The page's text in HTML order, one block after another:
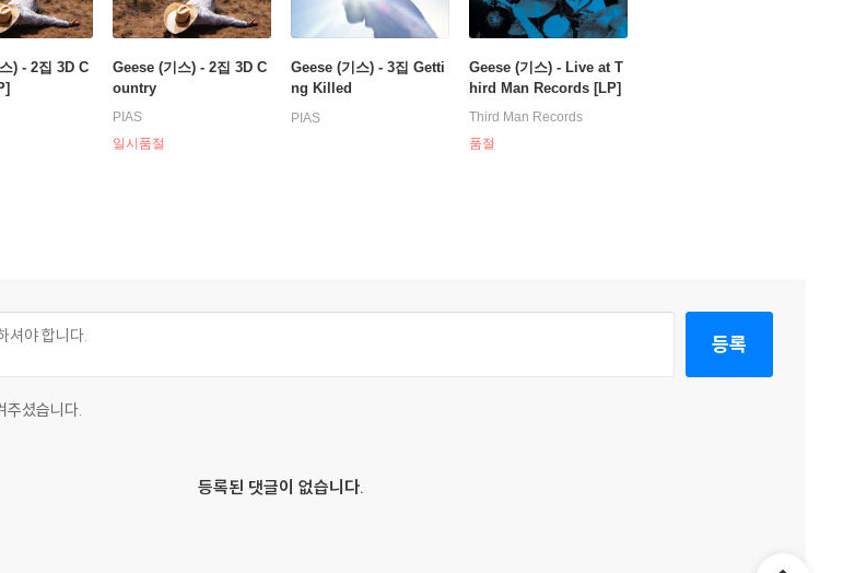
) - 2집 3D C
Geese (기스) - 2집 3D C
ountry
PIAS
일시품절
Geese (기스) - 3집 Getti
ng Killed
PIAS
Geese (기스) - Live at T
hird Man Records [LP]
Third Man Records
품절
등록
주셨습니다.
등록된 댓글이 없습니다.